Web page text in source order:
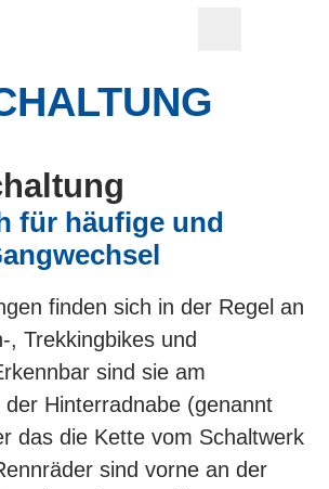
für häufige und
finden sich in der Regel an
, Trekkingbikes und
sind sie am
der Hinterradnabe (genannt
das die Kette vom Schaltwerk
sind vorne an der